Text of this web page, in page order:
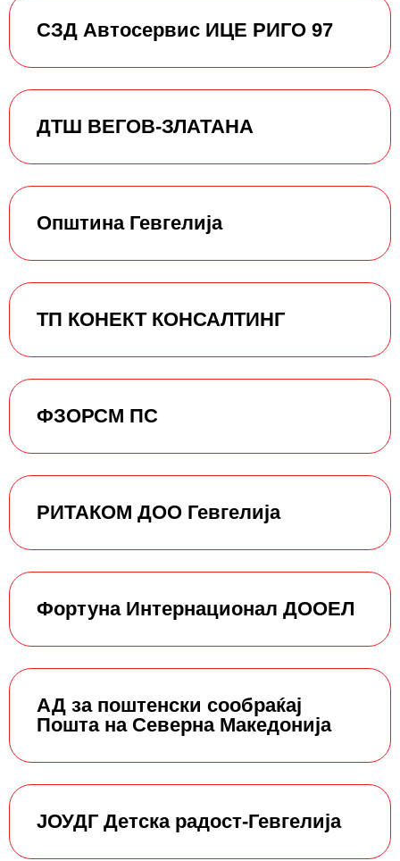
СЗД Автосервис ИЦЕ РИГО 97
ДТШ ВЕГОВ-ЗЛАТАНА
Општина Гевгелија
ТП КОНЕКТ КОНСАЛТИНГ
ФЗОРСМ ПС
РИТАКОМ ДОО Гевгелија
Фортуна Интернационал ДООЕЛ
АД за поштенски сообраќај
Пошта на Северна Македонија
ЈОУДГ Детска радост-Гевгелија